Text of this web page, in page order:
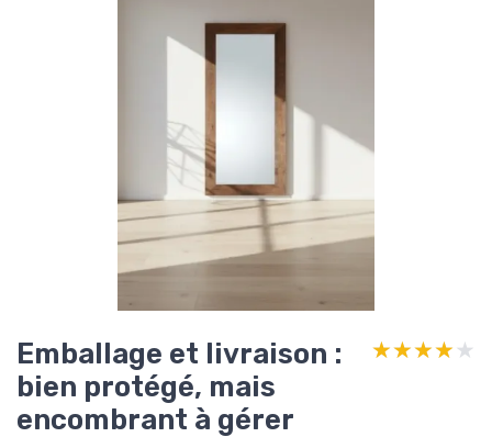
Emballage et livraison :
bien protégé, mais
encombrant à gérer
★★★★★
★★★★★